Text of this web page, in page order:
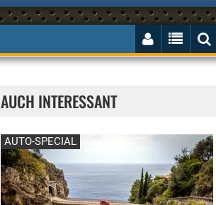
AUCH INTERESSANT
AUTO-SPECIAL